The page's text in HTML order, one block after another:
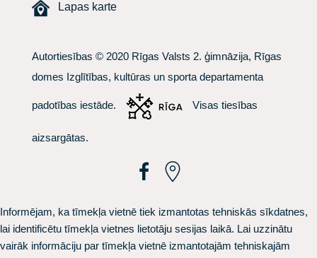
Lapas karte
Autortiesības © 2020 Rīgas Valsts 2. ģimnāzija, Rīgas
domes Izglītības, kultūras un sporta departamenta
padotības iestāde. Visas tiesības
aizsargātas.
Informējam, ka tīmekļa vietnē tiek izmantotas tehniskās sīkdatnes,
lai identificētu tīmekļa vietnes lietotāju sesijas laikā. Lai uzzinātu
vairāk informāciju par tīmekļa vietnē izmantotajām tehniskajām